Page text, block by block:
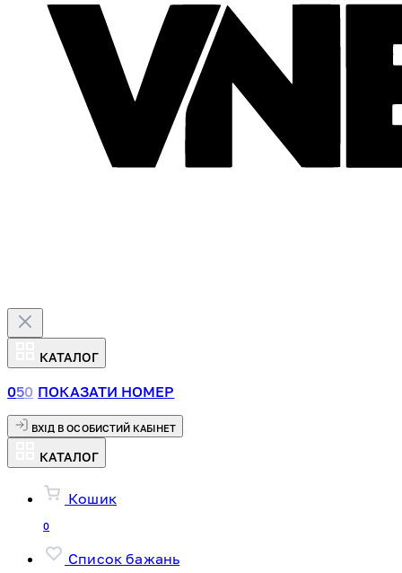
КАТАЛОГ
050 ПОКАЗАТИ НОМЕР
ВХІД В ОСОБИСТИЙ КАБІНЕТ
КАТАЛОГ
Кошик
0
Список бажань